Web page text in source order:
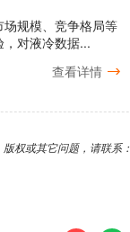
规模、竞争格局等
对液冷数据...
查看详情
权或其它问题，请联系：